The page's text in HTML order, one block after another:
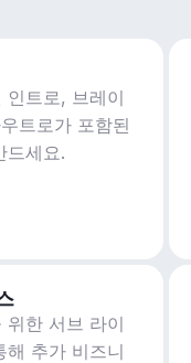
인트로, 브레이
트로가 포함된
드세요.
위한 서브 라이
해 추가 비즈니